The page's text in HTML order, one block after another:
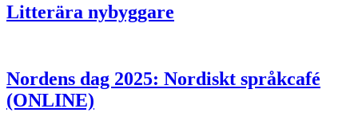
Litterära nybyggare
Nordens dag 2025: Nordiskt språkcafé
(ONLINE)